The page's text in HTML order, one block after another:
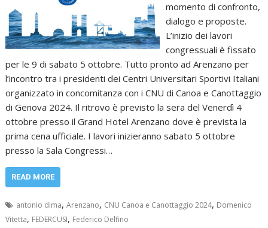
momento di confronto,
dialogo e proposte.
L’inizio dei lavori
congressuali è fissato
per le 9 di sabato 5 ottobre. Tutto pronto ad Arenzano per
l’incontro tra i presidenti dei Centri Universitari Sportivi Italiani
organizzato in concomitanza con i CNU di Canoa e Canottaggio
di Genova 2024. Il ritrovo è previsto la sera del Venerdì 4
ottobre presso il Grand Hotel Arenzano dove è prevista la
prima cena ufficiale. I lavori inizieranno sabato 5 ottobre
presso la Sala Congressi…
READ MORE
antonio dima,Arenzano, CNU Canoa e Canottaggio 2024, Domenico
Vitetta, FEDERCUSI, Federico Delfino